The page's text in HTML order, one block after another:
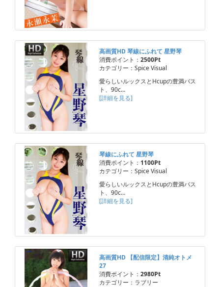
高画質HD 琴線にふれて 星野琴
消費ポイント： 2500Pt
カテゴリー：Spice Visual
愛らしいルックスとHcupの豊満バス
ト、90c…
[詳細を見る]
琴線にふれて 星野琴
消費ポイント： 1100Pt
カテゴリー：Spice Visual
愛らしいルックスとHcupの豊満バス
ト、90c…
[詳細を見る]
高画質HD 【配信限定】清純オトメ
27
消費ポイント： 2980Pt
カテゴリー：ラブリー